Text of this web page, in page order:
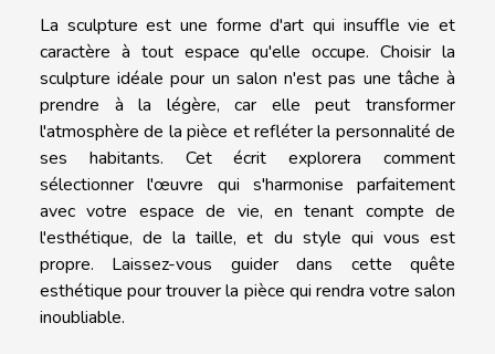
La sculpture est une forme d'art qui insuffle vie et
caractère à tout espace qu'elle occupe. Choisir la
sculpture idéale pour un salon n'est pas une tâche à
prendre à la légère, car elle peut transformer
l'atmosphère de la pièce et refléter la personnalité de
ses habitants. Cet écrit explorera comment
sélectionner l'œuvre qui s'harmonise parfaitement
avec votre espace de vie, en tenant compte de
l'esthétique, de la taille, et du style qui vous est
propre. Laissez-vous guider dans cette quête
esthétique pour trouver la pièce qui rendra votre salon
inoubliable.